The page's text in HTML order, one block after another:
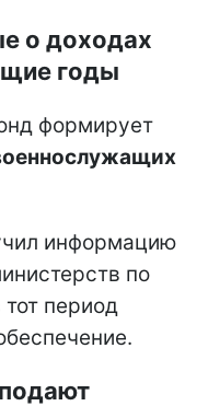
о доходах
годы
формирует
информацию
по
период